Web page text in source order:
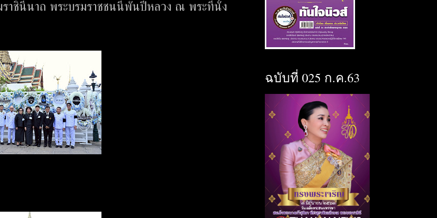
ราชินีนาถ พระบรมราชชนนีพันปีหลวง ณ พระที่นั่ง
ฉบับที่ 025 ก.ค.63